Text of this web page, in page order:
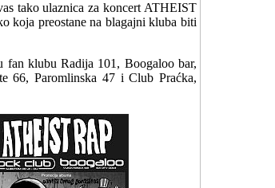
tako ulaznica za koncert ATHEIST
koja preostane na blagajni kluba biti
fan klubu Radija 101, Boogaloo bar,
66, Paromlinska 47 i Club Praćka,